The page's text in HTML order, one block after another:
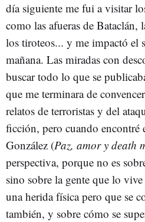
día siguiente me fui a visitar
como las afueras de Bataclán,
los tiroteos... y me impactó el
mañana. Las miradas con
buscar todo lo que se
que me terminara de
relatos de terroristas y del
ficción, pero cuando encontré
González (Paz, amor y death
perspectiva, porque no es
sino sobre la gente que lo
una herida física pero que se
también, y sobre cómo se